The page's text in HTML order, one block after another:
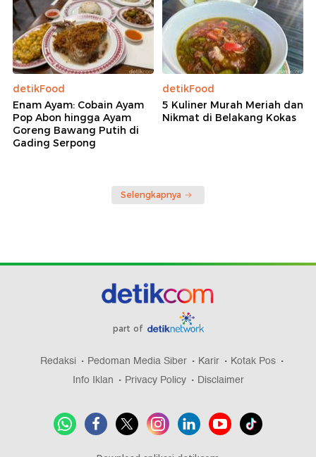
detikFood
Enam Ayam: Cobain Ayam
Pop Abon hingga Ayam
Goreng Bawang Putih di
Gading Serpong
detikFood
5 Kuliner Murah Meriah dan
Nikmat di Belakang Kokas
Selengkapnya
part of
Redaksi Pedoman Media Siber Karir
Kotak Pos
Info Iklan
Privacy Policy Disclaimer